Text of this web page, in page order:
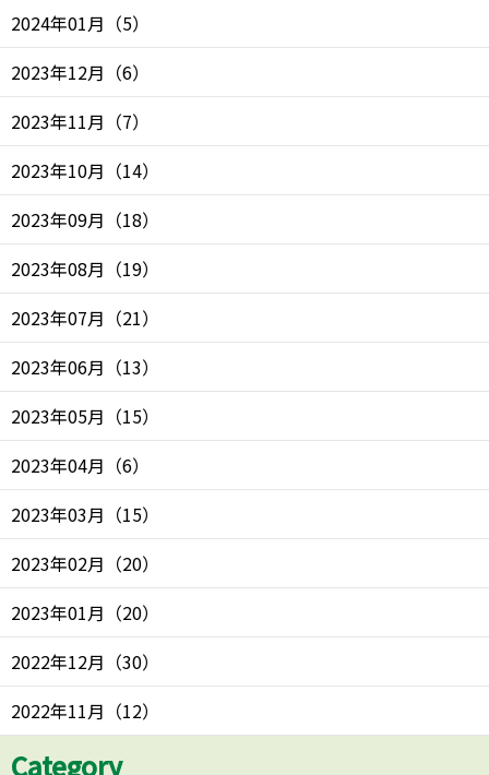
2024年01月 （5）
2023年12月 （6）
2023年11月 （7）
2023年10月 （14）
2023年09月 （18）
2023年08月 （19）
2023年07月 （21）
2023年06月 （13）
2023年05月 （15）
2023年04月 （6）
2023年03月 （15）
2023年02月 （20）
2023年01月 （20）
2022年12月 （30）
2022年11月 （12）
Category